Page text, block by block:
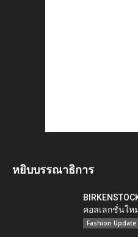
หยิบบรรณาธิการ
คอลเลกชั่นให
Fashion Update